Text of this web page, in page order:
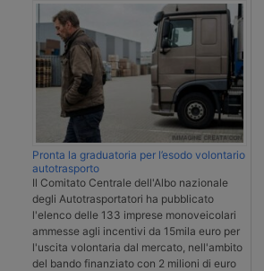
Pronta la graduatoria per l’esodo volontario
autotrasporto
Il Comitato Centrale dell'Albo nazionale
degli Autotrasportatori ha pubblicato
l'elenco delle 133 imprese monoveicolari
ammesse agli incentivi da 15mila euro per
l'uscita volontaria dal mercato, nell'ambito
del bando finanziato con 2 milioni di euro